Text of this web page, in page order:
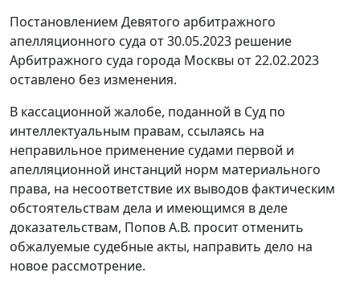
Постановлением Девятого арбитражного
апелляционного суда от 30.05.2023 решение
Арбитражного суда города Москвы от 22.02.2023
оставлено без изменения.
В кассационной жалобе, поданной в Суд по
интеллектуальным правам, ссылаясь на
неправильное применение судами первой и
апелляционной инстанций норм материального
права, на несоответствие их выводов фактическим
обстоятельствам дела и имеющимся в деле
доказательствам, Попов А.В. просит отменить
обжалуемые судебные акты, направить дело на
новое рассмотрение.